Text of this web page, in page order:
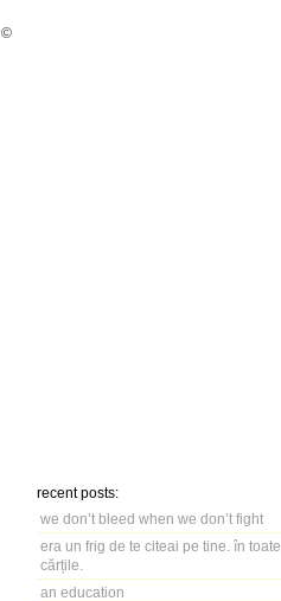
recent posts:
we don’t bleed when we don’t fight
era un frig de te citeai pe tine. în toate
cărțile.
an education
©